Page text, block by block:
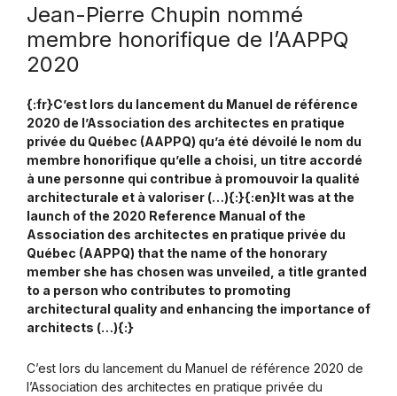
Jean-Pierre Chupin nommé
membre honorifique de l’AAPPQ
2020
{:fr}C’est lors du lancement du Manuel de référence
2020 de l’Association des architectes en pratique
privée du Québec (AAPPQ) qu’a été dévoilé le nom du
membre honorifique qu’elle a choisi, un titre accordé
à une personne qui contribue à promouvoir la qualité
architecturale et à valoriser (…){:}{:en}It was at the
launch of the 2020 Reference Manual of the
Association des architectes en pratique privée du
Québec (AAPPQ) that the name of the honorary
member she has chosen was unveiled, a title granted
to a person who contributes to promoting
architectural quality and enhancing the importance of
architects (…){:}
C’est lors du lancement du Manuel de référence 2020 de
l’Association des architectes en pratique privée du